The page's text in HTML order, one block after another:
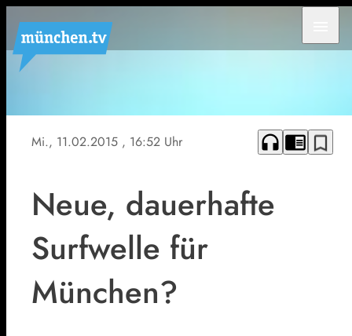
Mi., 11.02.2015 , 16:52 Uhr headphones chrome_reader_mode bookmark_border
Neue, dauerhafte
Surfwelle für
München?